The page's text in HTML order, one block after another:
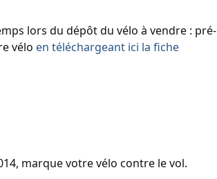
lors du dépôt du vélo à vendre : pré-
vélo en téléchargeant ici la fiche
marque votre vélo contre le vol.